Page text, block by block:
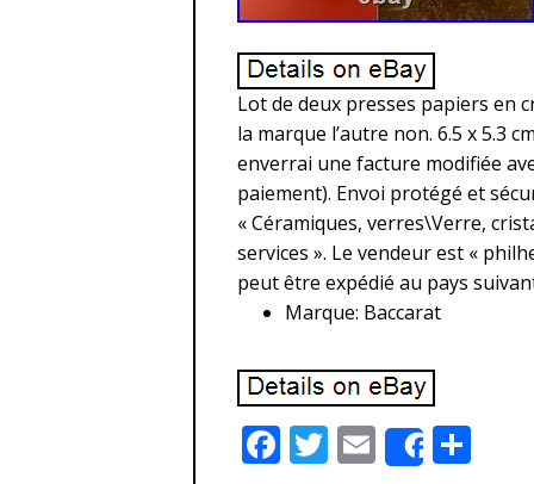
Lot de deux presses papiers en
la marque l’autre non. 6.5 x 5.3
enverrai une facture modifiée
paiement). Envoi protégé et
« Céramiques, verres\Verre,
services ». Le vendeur est «
peut être expédié au pays
Marque: Baccarat
F T E Share